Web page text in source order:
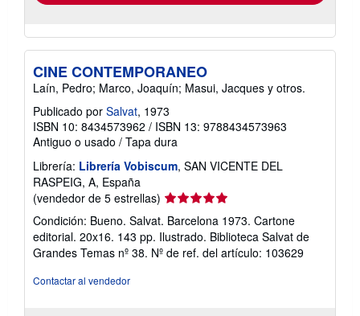
CINE CONTEMPORANEO
Laín, Pedro; Marco, Joaquín; Masui, Jacques y otros.
Publicado por Salvat, 1973
ISBN 10: 8434573962 / ISBN 13: 9788434573963
Antiguo o usado / Tapa dura
Librería: Librería Vobiscum, SAN VICENTE DEL
RASPEIG, A, España
(vendedor de 5 estrellas) Calificación
del
vendedor:
5
de
Condición: Bueno. Salvat. Barcelona 1973. Cartone
editorial. 20x16. 143 pp. Ilustrado. Biblioteca Salvat de
Grandes Temas nº 38. Nº de ref. del artículo: 103629
Contactar al vendedor